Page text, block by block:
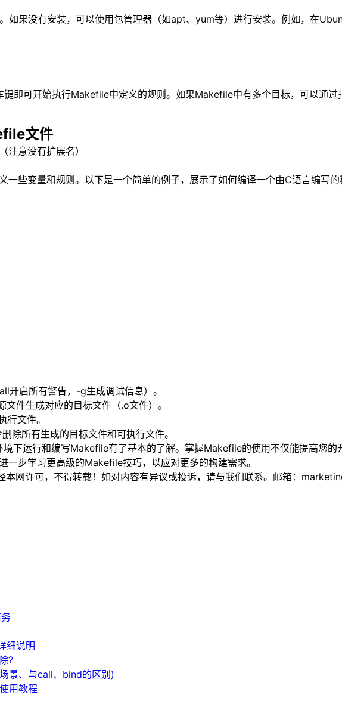
如果没有安装，可以使用包管理器（如apt、yum等）进行安装。例如，在
即可开始执行Makefile中定义的规则。如果Makefile中有多个目标，可以通
文件
意没有扩展名）
些变量和规则。以下是一个简单的例子，展示了如何编译一个由C语言编写的
开启所有警告，-g生成调试信息）。
件生成对应的目标文件（.o文件）。
文件。
除所有生成的目标文件和可执行文件。
下运行和编写Makefile有了基本的了解。掌握Makefile的使用不仅能提高您
一步学习更高级的Makefile技巧，以应对更多的构建需求。
本网许可，不得转载！如对内容有异议或投诉，请与我们联系。邮箱：
细说明
?
景、与call、bind的区别)
用教程